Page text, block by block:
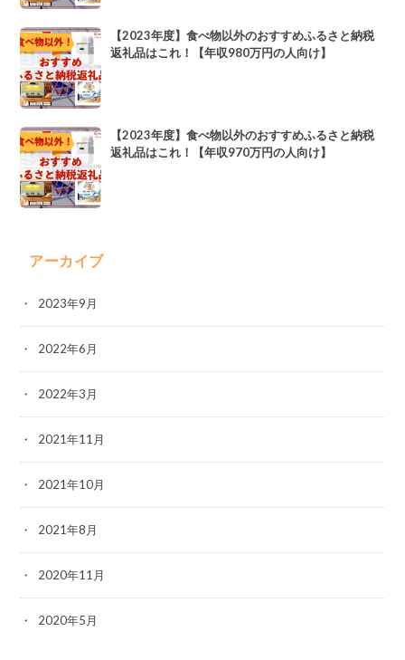
【2023年度】食べ物以外のおすすめふるさと納税
返礼品はこれ！【年収980万円の人向け】
【2023年度】食べ物以外のおすすめふるさと納税
返礼品はこれ！【年収970万円の人向け】
アーカイブ
2023年9月
2022年6月
2022年3月
2021年11月
2021年10月
2021年8月
2020年11月
2020年5月